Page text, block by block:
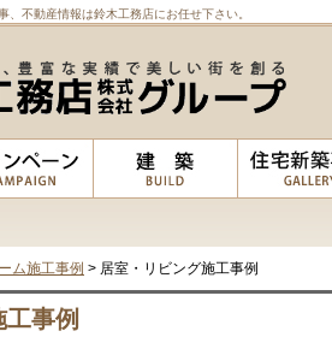
、不動産情報は鈴木工務店にお任せ下さい。
ム施工事例 > 居室・リビング施工事例
事例